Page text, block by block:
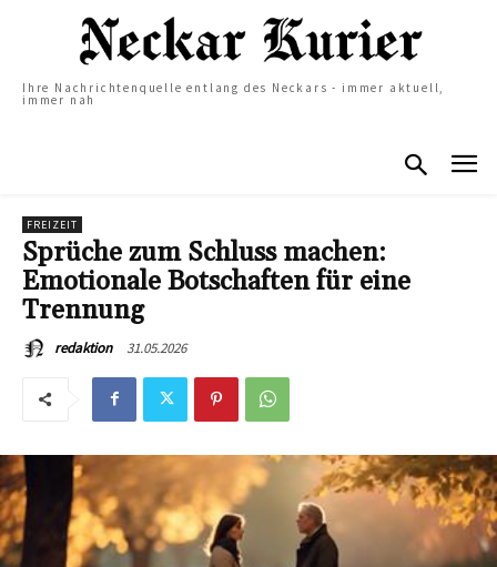
Ihre Nachrichtenquelle entlang des Neckars - immer aktuell,
immer nah
FREIZEIT
Sprüche zum Schluss machen:
Emotionale Botschaften für eine
Trennung
redaktion 31.05.2026